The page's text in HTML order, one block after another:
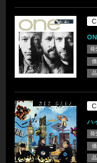
発
ハ
発